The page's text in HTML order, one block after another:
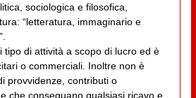
sociologica e filosofica,
“letteratura, immaginario e
tipo di attività a scopo di lucro ed è
o commerciali. Inoltre non è
provvidenze, contributi o
che conseguano qualsiasi ricavo e